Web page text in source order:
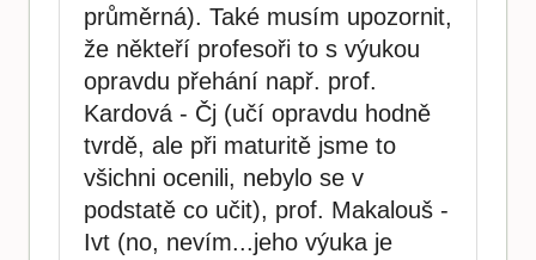
průměrná). Také musím upozornit,
že někteří profesoři to s výukou
opravdu přehání např. prof.
Kardová - Čj (učí opravdu hodně
tvrdě, ale při maturitě jsme to
všichni ocenili, nebylo se v
podstatě co učit), prof. Makalouš -
Ivt (no, nevím...jeho výuka je